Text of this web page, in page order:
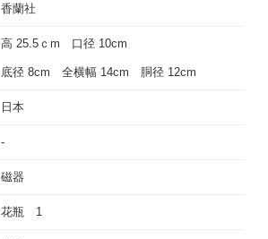
香蘭社
高 25.5ｃm 口径 10cm
底径 8cm 全横幅 14cm 胴径 12cm
日本
-
磁器
花瓶 1